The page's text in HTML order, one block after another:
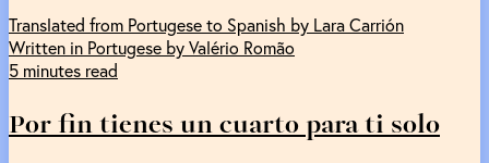
Translated from Portugese to Spanish by Lara Carrión
Written in Portugese by Valério Romão
5 minutes read
Por fin tienes un cuarto para ti solo